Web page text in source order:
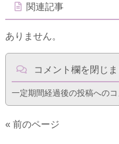
関連記事
ありません。
コメント欄を閉じま
一定期間経過後の投稿へのコ
« 前のページ